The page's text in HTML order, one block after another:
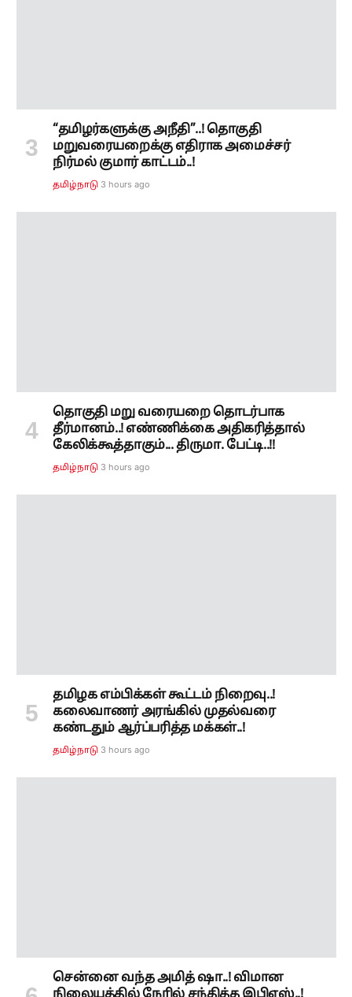
“தமிழர்களுக்கு அநீதி”..! தொகுதி
மறுவரையறைக்கு எதிராக அமைச்சர்
நிர்மல் குமார் காட்டம்..!
தமிழ்நாடு 3 hours ago
தொகுதி மறு வரையறை தொடர்பாக
தீர்மானம்..! எண்ணிக்கை அதிகரித்தால்
கேலிக்கூத்தாகும்... திருமா. பேட்டி..!!
தமிழ்நாடு 3 hours ago
தமிழக எம்பிக்கள் கூட்டம் நிறைவு..!
கலைவாணர் அரங்கில் முதல்வரை
கண்டதும் ஆர்ப்பரித்த மக்கள்..!
தமிழ்நாடு 3 hours ago
சென்னை வந்த அமித் ஷா..! விமான